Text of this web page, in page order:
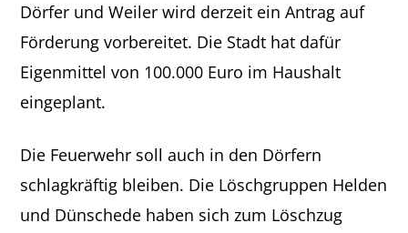
Dörfer und Weiler wird derzeit ein Antrag auf
Förderung vorbereitet. Die Stadt hat dafür
Eigenmittel von 100.000 Euro im Haushalt
eingeplant.
Die Feuerwehr soll auch in den Dörfern
schlagkräftig bleiben. Die Löschgruppen Helden
und Dünschede haben sich zum Löschzug